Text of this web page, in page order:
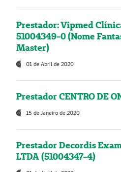
Prestador: Vipmed
51004349-0 (Nome
Master)
01 de Abril de 2020
Prestador CENTRO DE
15 de Janeiro de 2020
Prestador Decordis
LTDA (51004347-4)